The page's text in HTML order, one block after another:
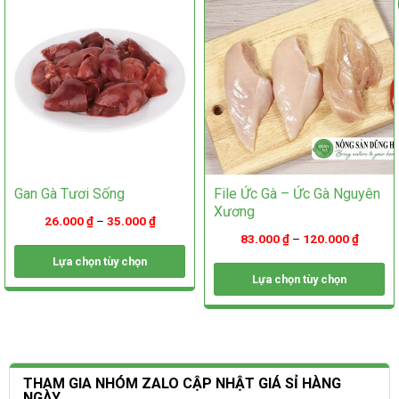
chọn
trên
trang
sản
phẩm
được
chọn
trên
trang
sản
phẩm
Gan Gà Tươi Sống
26.000₫– 35.000₫
Lựa chọn tùy chọn
Sản
biến
thể.
File Ức Gà – Ức Gà Nguyên
Xương
83.000₫– 120.000₫
Lựa chọn tùy chọn
Sản
nhiều
biến
THAM GIA NHÓM ZALO CẬP NHẬT GIÁ SỈ HÀNG